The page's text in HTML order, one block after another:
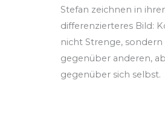
Stefan zeichnen in
differenzierteres Bild:
nicht Strenge, sondern
gegenüber anderen,
gegenüber sich selbst.